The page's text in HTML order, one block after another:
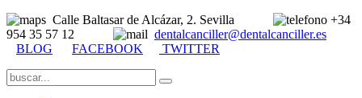
Calle Baltasar de Alcázar, 2. Sevilla
+34
954 35 57 12
dentalcanciller@dentalcanciller.es
BLOG
FACEBOOK TWITTER